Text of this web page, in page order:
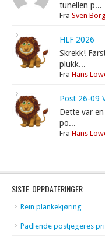
tunellen p...
FraSven
HLF 2026
Skrekk!
plukk...
FraHans
Post 26-09
Dette var
po...
FraHans
SISTE OPPDATERINGER
Rein plankekjøring
Padlende postjegeres